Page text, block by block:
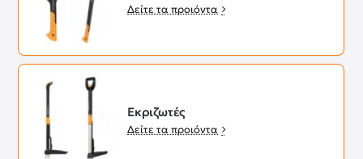
Δείτε τα προιόντα
Εκριζωτές
Δείτε τα προιόντα